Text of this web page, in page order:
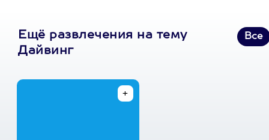
Ещё развлечения на тему
Дайвинг
Все